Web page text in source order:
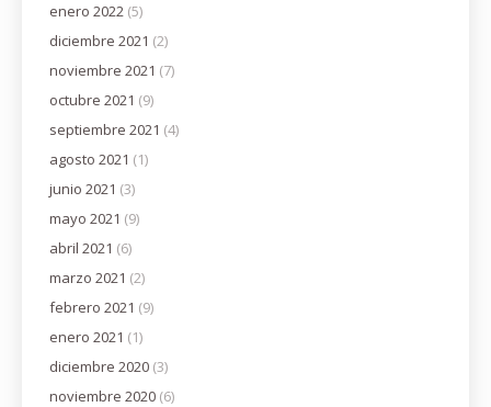
enero 2022 (5)
diciembre 2021 (2)
noviembre 2021 (7)
octubre 2021 (9)
septiembre 2021 (4)
agosto 2021 (1)
junio 2021 (3)
mayo 2021 (9)
abril 2021 (6)
marzo 2021 (2)
febrero 2021 (9)
enero 2021 (1)
diciembre 2020 (3)
noviembre 2020 (6)